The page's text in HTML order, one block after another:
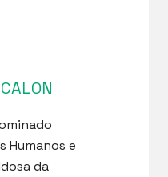
Humanos e
da